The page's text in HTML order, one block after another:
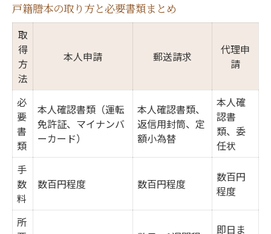
戸籍謄本の取り方と必要書類まとめ
取
得
方
法
本人申請 郵送請求
代理申
請
必
要
書
類
本人確認書類（運転
免許証、マイナンバ
ーカード）
本人確認書類、
返信用封筒、定
額小為替
本人確
認書
類、委
任状
手
数
料
数百円程度 数百円程度
数百円
程度
所
即日ま